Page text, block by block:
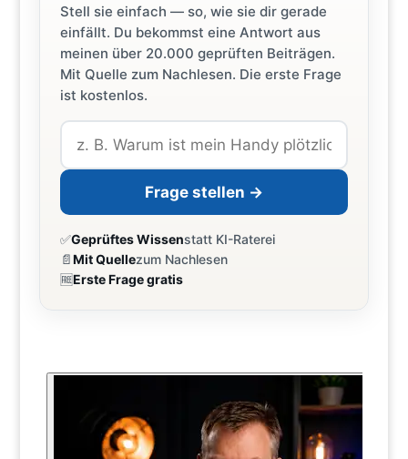
Stell sie einfach — so, wie sie dir gerade
einfällt. Du bekommst eine Antwort aus
meinen über 20.000 geprüften Beiträgen.
Mit Quelle zum Nachlesen. Die erste Frage
ist kostenlos.
Frage stellen →
✅Geprüftes Wissenstatt KI-Raterei
📄Mit Quellezum Nachlesen
🆓Erste Frage gratis